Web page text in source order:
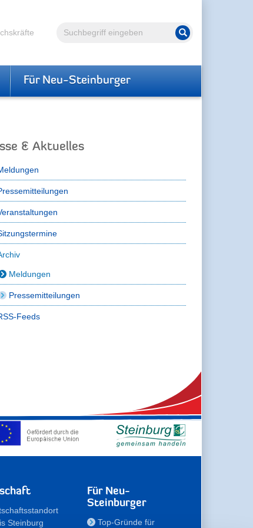
Volltextsuche Suche starten
Für Neu-Steinburger
& Aktuelles
Meldungen
Pressemitteilungen
Feeds
Steinburg
Für Neu-
Steinburger
Top-Gründe für